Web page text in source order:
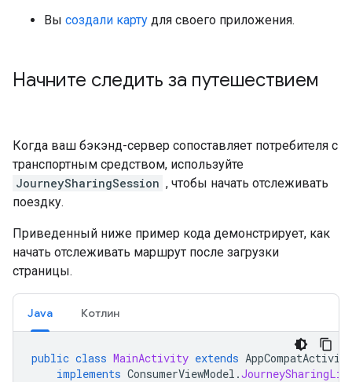
Вы создали карту для своего приложения.
Начните следить за путешествием
Когда ваш бэкэнд-сервер сопоставляет потребителя с
транспортным средством, используйте
JourneySharingSession , чтобы начать отслеживать
поездку.
Приведенный ниже пример кода демонстрирует, как
начать отслеживать маршрут после загрузки
страницы.
Java Котлин
public class MainActivity extends AppCompatActivity
implements ConsumerViewModel .